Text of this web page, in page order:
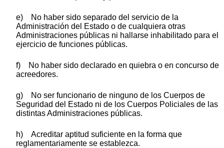
e) No haber sido separado del servicio de la
Administración del Estado o de cualquiera otras
Administraciones públicas ni hallarse inhabilitado para el
ejercicio de funciones públicas.
f) No haber sido declarado en quiebra o en concurso de
acreedores.
g) No ser funcionario de ninguno de los Cuerpos de
Seguridad del Estado ni de los Cuerpos Policiales de las
distintas Administraciones públicas.
h) Acreditar aptitud suficiente en la forma que
reglamentariamente se establezca.